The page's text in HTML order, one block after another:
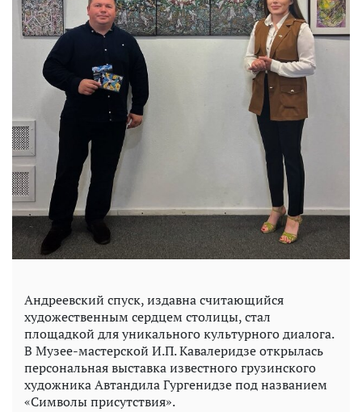
Андреевский спуск, издавна считающийся
художественным сердцем столицы, стал
площадкой для уникального культурного диалога.
В Музее-мастерской И.П. Кавалеридзе открылась
персональная выставка известного грузинского
художника Автандила Гургенидзе под названием
«Символы присутствия».